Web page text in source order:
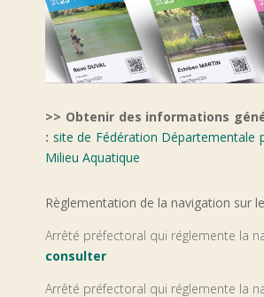
>> Obtenir des informations
: site de Fédération Départementale
Milieu Aquatique
Règlementation de la navigation sur
Arrêté préfectoral qui réglemente la
consulter
Arrêté préfectoral qui réglemente la